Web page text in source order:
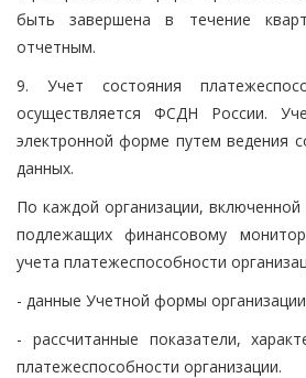
быть завершена в течение
отчетным.
9. Учет состояния
осуществляется ФСДН России.
электронной форме путем ведения
данных.
По каждой организации, включенной
подлежащих финансовому
учета платежеспособности
- данные Учетной формы
- рассчитанные показатели,
платежеспособности организации.